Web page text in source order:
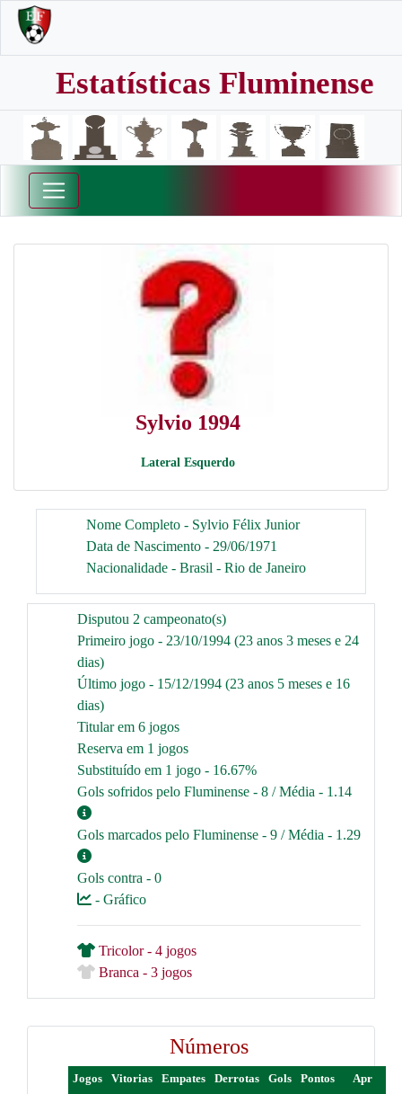
Estatísticas Fluminense
Sylvio 1994
Lateral Esquerdo
Nome Completo - Sylvio Félix Junior
Data de Nascimento - 29/06/1971
Nacionalidade - Brasil - Rio de Janeiro
Disputou 2 campeonato(s)
Primeiro jogo - 23/10/1994 (23 anos 3 meses e 24
dias)
Último jogo - 15/12/1994 (23 anos 5 meses e 16
dias)
Titular em 6 jogos
Reserva em 1 jogos
Substituído em 1 jogo - 16.67%
Gols sofridos pelo Fluminense - 8 / Média - 1.14
Gols marcados pelo Fluminense - 9 / Média - 1.29
Gols contra - 0
- Gráfico
Tricolor - 4 jogos
Branca - 3 jogos
Números
Jogos Vitorias Empates Derrotas Gols Pontos Apr